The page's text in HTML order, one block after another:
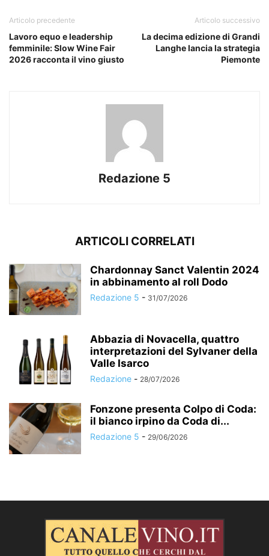
Articolo precedente
Lavoro equo e leadership
femminile: Slow Wine Fair
2026 racconta il vino giusto
Articolo successivo
La decima edizione di Grandi
Langhe lancia la strategia
Piemonte
Redazione 5
ARTICOLI CORRELATI
Chardonnay Sanct Valentin 2024
in abbinamento al roll Dodo
Redazione 5 - 31/07/2026
Abbazia di Novacella, quattro
interpretazioni del Sylvaner della
Valle Isarco
Redazione - 28/07/2026
Fonzone presenta Colpo di Coda:
il bianco irpino da Coda di...
Redazione 5 - 29/06/2026